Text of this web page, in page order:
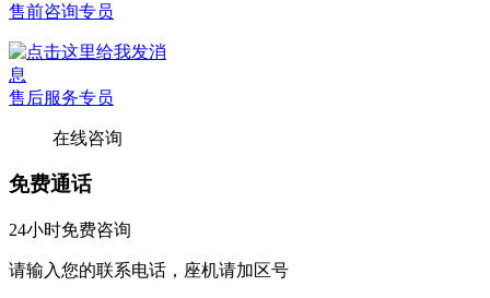
售前咨询专员
售后服务专员
在线咨询
免费通话
24小时免费咨询
请输入您的联系电话，座机请加区号